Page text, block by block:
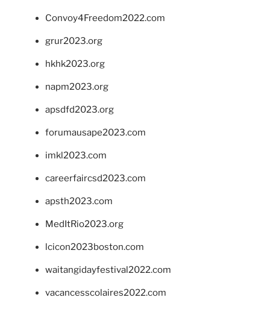
Convoy4Freedom2022.com
grur2023.org
hkhk2023.org
napm2023.org
apsdfd2023.org
forumausape2023.com
imkl2023.com
careerfaircsd2023.com
apsth2023.com
MedItRio2023.org
lcicon2023boston.com
waitangidayfestival2022.com
vacancesscolaires2022.com